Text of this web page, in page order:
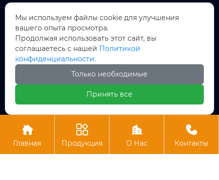
Самоходная ножничная подъемная рабочая
платформа
Санитарно-технические сооружения
Гидравлические компоненты
Новое энергетическое оборудование
Оборудование для пивоварения
Авторское право© АО Лучжоу Хутун Технология

Главная

Продукция

О Нас

Контакты
Мы используем файлы cookie для улучшения
вашего опыта просмотра.
Продолжая использовать этот сайт, вы
соглашаетесь с нашей Политикой
конфиденциальности.
Только необходимые
Принять все